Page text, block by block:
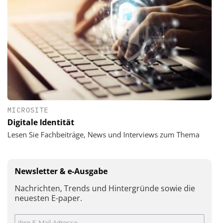
MICROSITE
Digitale Identität
Lesen Sie Fachbeiträge, News und Interviews zum Thema
Newsletter & e-Ausgabe
Nachrichten, Trends und Hintergründe sowie die
neuesten E-paper.